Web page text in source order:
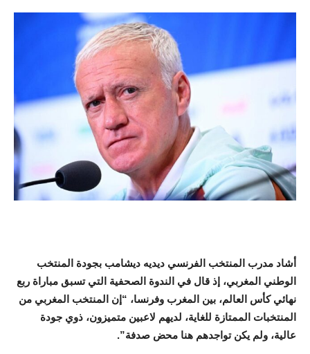
أشاد مدرب المنتخب الفرنسي ديديه ديشامب بجودة المنتخب
الوطني المغربي، إذ قال في الندوة الصحفية التي تسبق مباراة ربع
نهائي كأس العالم، بين المغرب وفرنسا، “إن المنتخب المغربي من
المنتخبات الممتازة للغاية، لديهم لاعبين متميزون، ذوي جودة
عالية، ولم يكن تواجدهم هنا محض صدفة”.